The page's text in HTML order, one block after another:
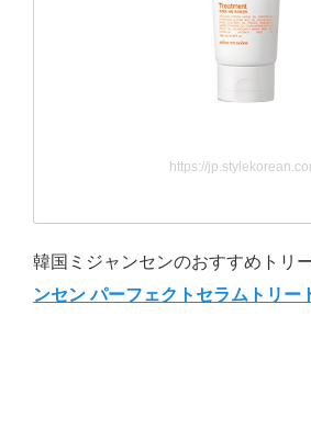
https://
韓国ミジャンセンのおすすめトリ
ンセン パーフェクトセラムトリー